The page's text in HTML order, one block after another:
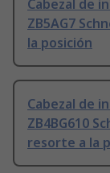
Cabezal de
ZB5AG7
la posición
Cabezal de
ZB4BG610
resorte a la